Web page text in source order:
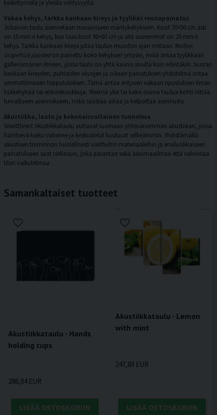
keskittymistä ja yleistä viihtyvyyttä.
Vakaa kehys, tarkka kankaan kireys ja tyylikäs reunapainatus
Jokainen taulu asennetaan massiiviseen mäntykehykseen. Koot 70×50 cm asti
on 15 mm:n kehys, kun taas koot 90×60 cm ja sitä suuremmat on 20 mm:n
kehys. Tarkka kankaan kireys pitää taulun muodon ajan mittaan. Motiivi
Grapefruit paintedon painettu koko kehyksen ympäri, mikä antaa tyylikkään
galleriamaisen ilmeen, jossa taulu on yhtä kaunis sivulta kuin edestäkin. Suoran
kankaan kireyden, puhtaiden viivojen ja oikean painatuksen yhdistelmä antaa
ammattimaisen lopputuloksen. Tämä antaa erityisen vakaan ripustuksen ilman
lisäkehyksiä tai erikoiskoukkuja. Yleensä yksi tai kaksi ruuvia taulua kohti riittää
turvalliseen asennukseen, mikä säästää aikaa ja helpottaa asennusta.
Akustiikka, laatu ja kokonaisvaltainen tunnelma
SilentDirect Akustiikkataulu auttavat luomaan yhtenäisemmän akustiikan, jossa
häiritsevä kaiku vähenee ja keskustelut kuuluvat selkeämmin. Yhdistämällä
akustisen toiminnon huolellisesti valittuihin materiaaleihin ja ensiluokkaiseen
painatukseen saat ratkaisun, joka parantaa sekä äänimaailmaa että vahvistaa
tilan vaikutelmaa.
Samankaltaiset tuotteet
Akustiikkataulu - Hands
holding cups
286,04 EUR
LISÄÄ OSTOSKORIIN
Akustiikkataulu - Lemon
with mint
247,89 EUR
LISÄÄ OSTOSKORIIN